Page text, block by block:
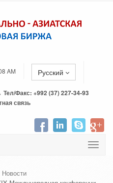
AM Русский
Тел/Факс: +992 (37) 227-34-93
связь
Новости